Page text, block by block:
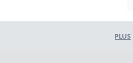
PLUS